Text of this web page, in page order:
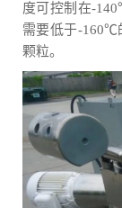
度可控制在-
需要低于-160℃
颗粒。